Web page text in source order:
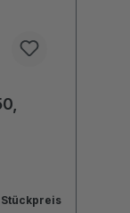
Stückpreis